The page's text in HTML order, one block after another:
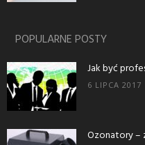
POPULARNE POSTY
Jak być
6 LIPCA 2017
Ozonatory –